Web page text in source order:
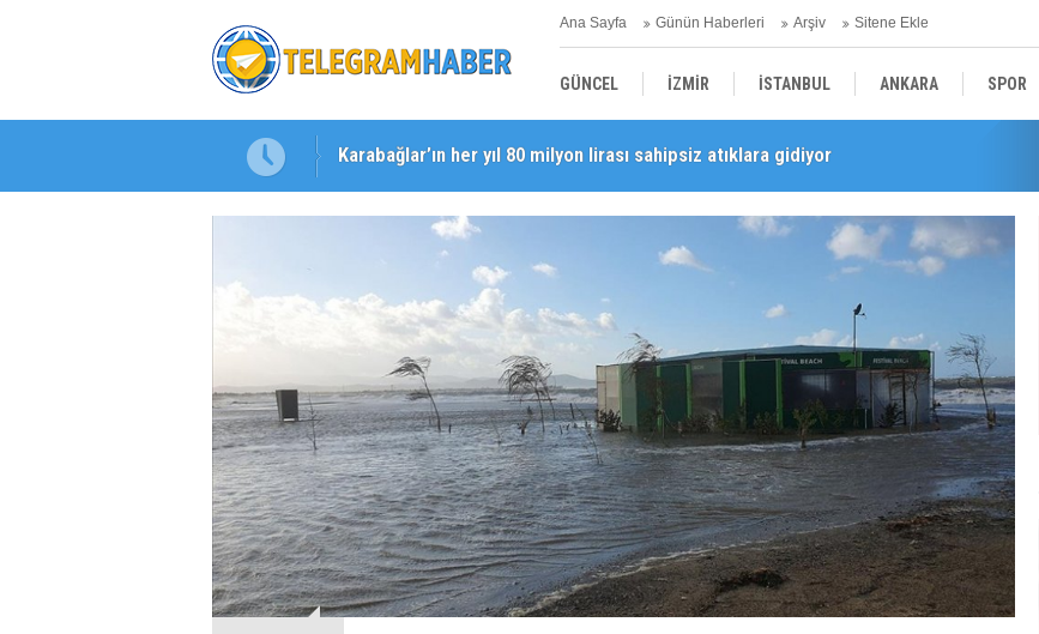
Ana Sayfa Günün Haberleri Arşiv Sitene Ekle
GÜNCEL İZMİR İSTANBUL ANKARA SPOR
YEREL SAĞLIK EKONOMİ
Karabağlar’ın her yıl 80 milyon lirası sahipsiz atıklara gidiyor
Başkan Eşki’den Çamdibi’nde esnaf turu